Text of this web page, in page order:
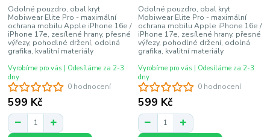
0 hodnocení
Odolné pouzdro, obal kryt
Mobiwear Elite Pro - maximální
ochrana mobilu Apple iPhone 16e /
iPhone 17e, zesílené hrany, přesné
výřezy, pohodlné držení, odolná
grafika, kvalitní materiály
599 Kč
Vyrobíme pro vás | Odesíláme za 2-3
dny
0 hodnocení
Odolné pouzdro, obal kryt
Mobiwear Elite Pro - maximální
ochrana mobilu Apple iPhone 16e /
iPhone 17e, zesílené hrany, přesné
výřezy, pohodlné držení, odolná
grafika, kvalitní materiály
599 Kč
Vyrobíme pro vás | Odesíláme za 2-3
dny